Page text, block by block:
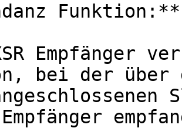
Funktion:**
Empfänger
bei der über